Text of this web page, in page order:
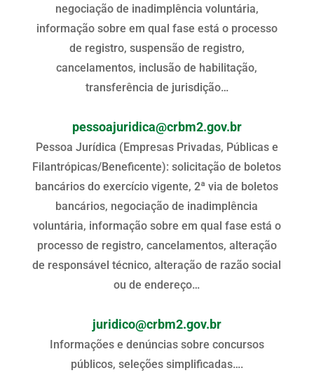
negociação de inadimplência voluntária,
informação sobre em qual fase está o processo
de registro, suspensão de registro,
cancelamentos, inclusão de habilitação,
transferência de jurisdição…
pessoajuridica@crbm2.gov.br
Pessoa Jurídica (Empresas Privadas, Públicas e
Filantrópicas/Beneficente): solicitação de boletos
bancários do exercício vigente, 2ª via de boletos
bancários, negociação de inadimplência
voluntária, informação sobre em qual fase está o
processo de registro, cancelamentos, alteração
de responsável técnico, alteração de razão social
ou de endereço…
juridico@crbm2.gov.br
Informações e denúncias sobre concursos
públicos, seleções simplificadas….